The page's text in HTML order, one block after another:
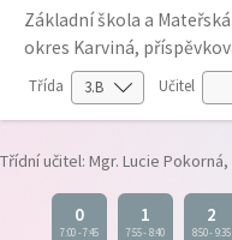
Základní škola a
okres Karviná,
Třída Učitel
Třídní učitel: Mgr. Lucie
0
7:00-7:45
1
7:55-8:40
2
8:50-9:35